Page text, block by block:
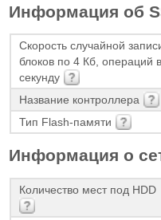
Информация об
Скорость случайной
блоков по 4 Кб, операций в
секунду
Название контроллера
Тип Flash-памяти
Информация о
Количество мест под HDD